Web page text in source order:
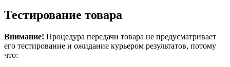
Тестирование товара
Внимание! Процедура передачи товара не предусматривает
его тестирование и ожидание курьером результатов, потому
что: